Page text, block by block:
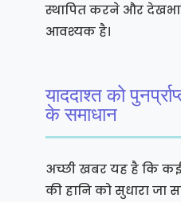
स्थापित करने और
आवश्यक है।
याददाश्त को
के समाधान
अच्छी खबर यह है कि कई
की हानि को सुधारा